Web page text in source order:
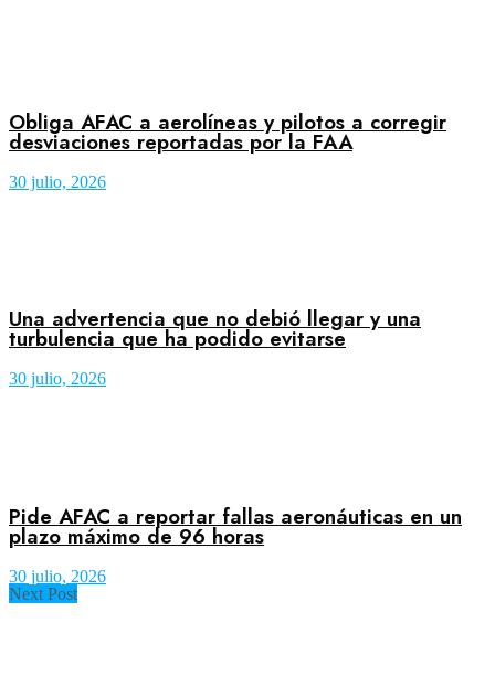
Obliga AFAC a aerolíneas y pilotos a corregir
desviaciones reportadas por la FAA
30 julio, 2026
Una advertencia que no debió llegar y una
turbulencia que ha podido evitarse
30 julio, 2026
Pide AFAC a reportar fallas aeronáuticas en un
plazo máximo de 96 horas
30 julio, 2026
Next Post